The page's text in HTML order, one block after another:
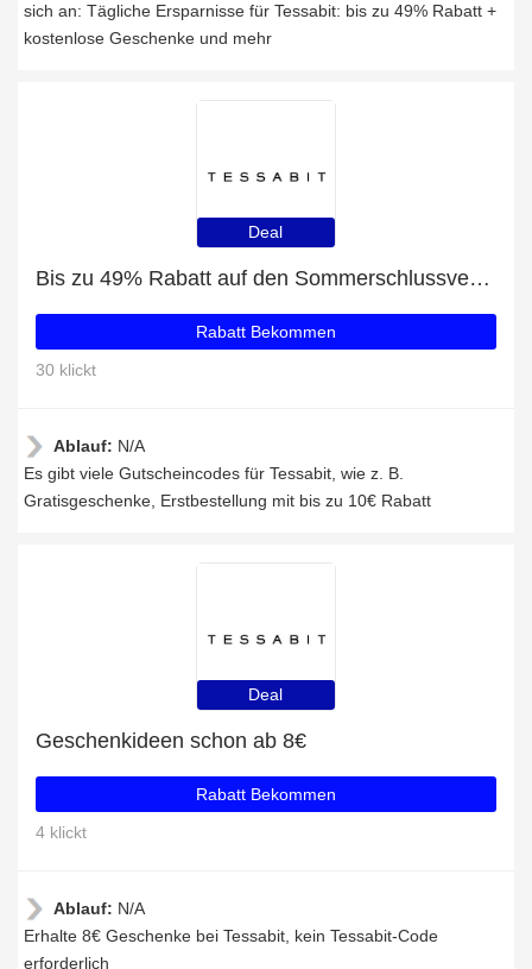
sich an: Tägliche Ersparnisse für Tessabit: bis zu 49% Rabatt +
kostenlose Geschenke und mehr
Deal
Bis zu 49% Rabatt auf den Sommerschlussverkauf
Rabatt Bekommen
30 klickt
Ablauf: N/A
Es gibt viele Gutscheincodes für Tessabit, wie z. B.
Gratisgeschenke, Erstbestellung mit bis zu 10€ Rabatt
Deal
Geschenkideen schon ab 8€
Rabatt Bekommen
4 klickt
Ablauf: N/A
Erhalte 8€ Geschenke bei Tessabit, kein Tessabit-Code
erforderlich